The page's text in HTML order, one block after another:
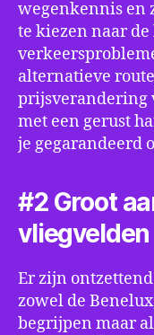
wegenkennis en
te kiezen naar
alternatieve
prijsverandering
met een gerust
je gegarandeerd
#2 Groot
vliegvelden
Er zijn
zowel de
begrijpen maar